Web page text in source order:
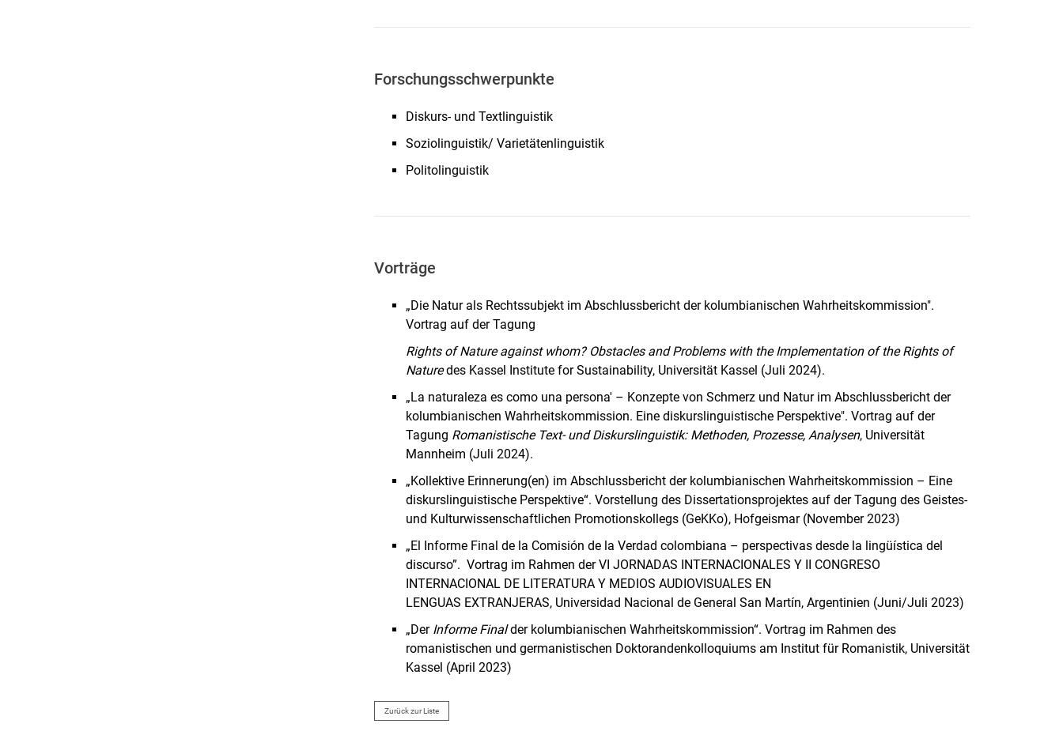
Forschungsschwerpunkte
Diskurs- und Textlinguistik
Soziolinguistik/ Varietätenlinguistik
Politolinguistik
Vorträge
„Die Natur als Rechtssubjekt im Abschlussbericht der kolumbianischen Wahrheitskommission".
Vortrag auf der Tagung
Rights of Nature against whom? Obstacles and Problems with the Implementation of the Rights of
Naturedes Kassel Institute for Sustainability, Universität Kassel (Juli 2024).
„La naturaleza es como una persona' – Konzepte von Schmerz und Natur im Abschlussbericht der
kolumbianischen Wahrheitskommission. Eine diskurslinguistische Perspektive". Vortrag auf der
Tagung Romanistische Text- und Diskurslinguistik: Methoden, Prozesse, Analysen, Universität
Mannheim (Juli 2024).
„Kollektive Erinnerung(en) im Abschlussbericht der kolumbianischen Wahrheitskommission – Eine
diskurslinguistische Perspektive“. Vorstellung des Dissertationsprojektes auf der Tagung des Geistes-
und Kulturwissenschaftlichen Promotionskollegs (GeKKo), Hofgeismar (November 2023)
„El Informe Final de la Comisión de la Verdad colombiana – perspectivas desde la lingüística del
discurso”. Vortrag im Rahmen der VI JORNADAS INTERNACIONALES Y II CONGRESO
INTERNACIONAL DE LITERATURA Y MEDIOS AUDIOVISUALES EN
LENGUAS EXTRANJERAS, Universidad Nacional de General San Martín, Argentinien (Juni/Juli 2023)
„Der Informe Finalder kolumbianischen Wahrheitskommission“. Vortrag im Rahmen des
romanistischen und germanistischen Doktorandenkolloquiums am Institut für Romanistik, Universität
Kassel (April 2023)
Zurück zur Liste